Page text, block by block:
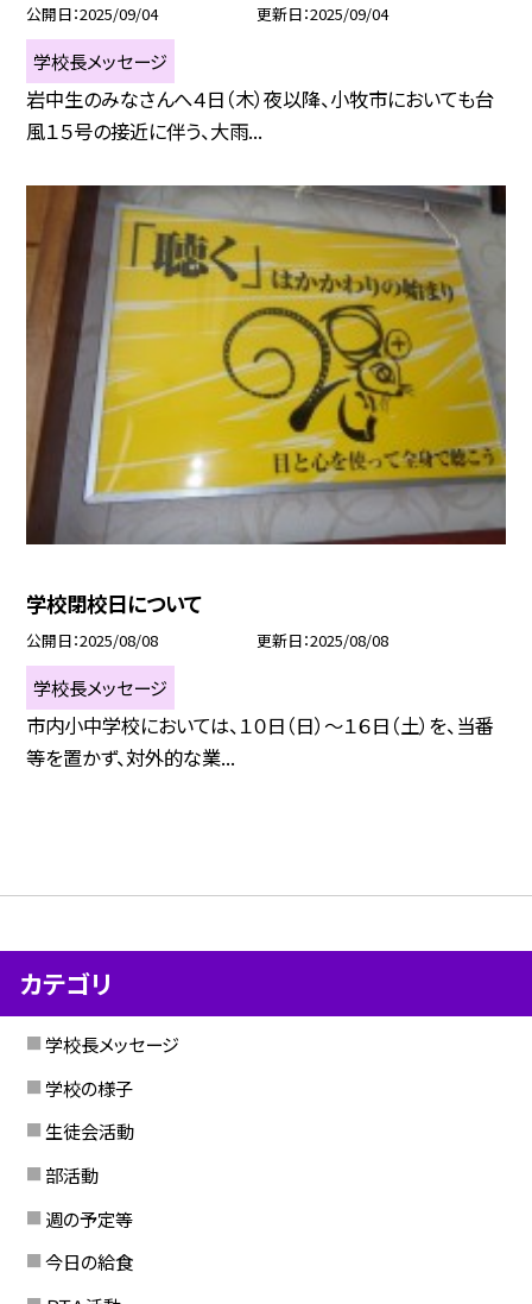
公開日 2025/09/04 更新日 2025/09/04
学校長メッセージ
岩中生のみなさんへ４日（木）夜以降、小牧市においても台
風１５号の接近に伴う、大雨...
学校閉校日について
公開日 2025/08/08 更新日 2025/08/08
学校長メッセージ
市内小中学校においては、１０日（日）～１６日（土）を、当番
等を置かず、対外的な業...
カテゴリ
学校長メッセージ
学校の様子
生徒会活動
部活動
週の予定等
今日の給食